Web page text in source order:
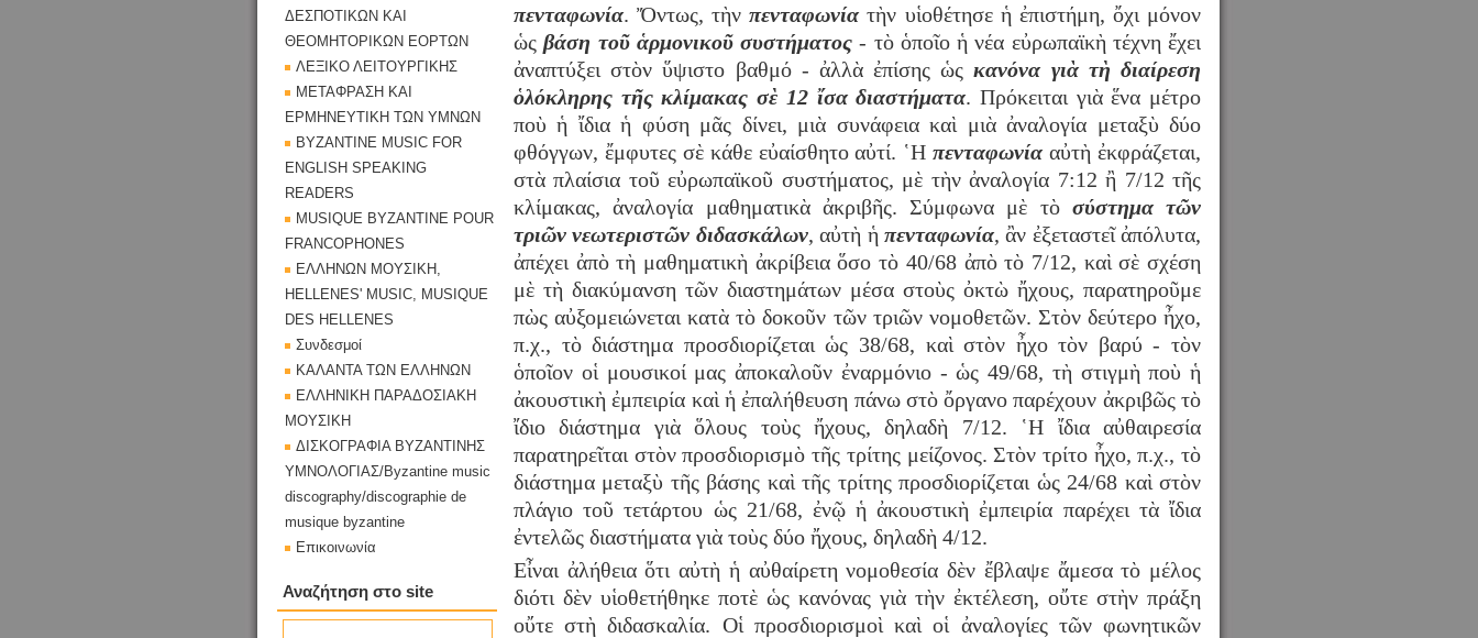
πενταφωνία. Ὄντως, τὴνπενταφωνίατὴν υἱοθέτησε ἡ ἐπιστήμη, ὄχι μόνον
ὡςβάση τοῦ ἁρμονικοῦ συστήματος ‐ τὸ ὁποῖο ἡ νέα εὐρωπαϊκὴ τέχνη ἔχει
ἀναπτύξει στὸν ὕψιστο βαθμό ‐ ἀλλὰ ἐπίσης ὡςκανόνα γιὰ τὴ διαίρεση
ὁλόκληρης τῆς κλίμακας σὲ 12 ἴσα διαστήματα. Πρόκειται γιὰ ἕνα μέτρο
ποὺ ἡ ἴδια ἡ φύση μᾶς δίνει, μιὰ συνάφεια καὶ μιὰ ἀναλογία μεταξὺ δύο
φθόγγων, ἔμφυτες σὲ κάθε εὐαίσθητο αὐτί. ῾Ηπενταφωνίααὐτὴ ἐκφράζεται,
στὰ πλαίσια τοῦ εὐρωπαϊκοῦ συστήματος, μὲ τὴν ἀναλογία 7:12 ἢ 7/12 τῆς
κλίμακας, ἀναλογία μαθηματικὰ ἀκριβῆς. Σύμφωνα μὲ τὸ σύστημα τῶν
τριῶν νεωτεριστῶν διδασκάλων, αὐτὴ ἡ πενταφωνία, ἂν ἐξεταστεῖ ἀπόλυτα,
ἀπέχει ἀπὸ τὴ μαθηματικὴ ἀκρίβεια ὅσο τὸ 40/68 ἀπὸ τὸ 7/12, καὶ σὲ σχέση
μὲ τὴ διακύμανση τῶν διαστημάτων μέσα στοὺς ὀκτὼ ἤχους, παρατηροῦμε
πὼς αὐξομειώνεται κατὰ τὸ δοκοῦν τῶν τριῶν νομοθετῶν. Στὸν δεύτερο ἦχο,
π.χ., τὸ διάστημα προσδιορίζεται ὡς 38/68, καὶ στὸν ἦχο τὸν βαρύ ‐ τὸν
ὁποῖον οἱ μουσικοί μας ἀποκαλοῦν ἐναρμόνιο ‐ ὡς 49/68, τὴ στιγμὴ ποὺ ἡ
ἀκουστικὴ ἐμπειρία καὶ ἡ ἐπαλήθευση πάνω στὸ ὄργανο παρέχουν ἀκριβῶς τὸ
ἴδιο διάστημα γιὰ ὅλους τοὺς ἤχους, δηλαδὴ 7/12. ῾Η ἴδια αὐθαιρεσία
παρατηρεῖται στὸν προσδιορισμὸ τῆς τρίτης μείζονος. Στὸν τρίτο ἦχο, π.χ., τὸ
διάστημα μεταξὺ τῆς βάσης καὶ τῆς τρίτης προσδιορίζεται ὡς 24/68 καὶ στὸν
πλάγιο τοῦ τετάρτου ὡς 21/68, ἐνῷ ἡ ἀκουστικὴ ἐμπειρία παρέχει τὰ ἴδια
ἐντελῶς διαστήματα γιὰ τοὺς δύο ἤχους, δηλαδὴ 4/12.
Εἶναι ἀλήθεια ὅτι αὐτὴ ἡ αὐθαίρετη νομοθεσία δὲν ἔβλαψε ἄμεσα τὸ μέλος
διότι δὲν υἱοθετήθηκε ποτὲ ὡς κανόνας γιὰ τὴν ἐκτέλεση, οὔτε στὴν πράξη
οὔτε στὴ διδασκαλία. Οἱ προσδιορισμοὶ καὶ οἱ ἀναλογίες τῶν φωνητικῶν
ΔΕΣΠΟΤΙΚΩΝ ΚΑΙ
ΘΕΟΜΗΤΟΡΙΚΩΝ ΕΟΡΤΩΝ
ΛΕΞΙΚΟ ΛΕΙΤΟΥΡΓΙΚΗΣ
ΜΕΤΑΦΡΑΣΗ ΚΑΙ
ΕΡΜΗΝΕΥΤΙΚΗ ΤΩΝ ΥΜΝΩΝ
BYZANTINE MUSIC FOR
ENGLISH SPEAKING
READERS
MUSIQUE BYZANTINE POUR
FRANCOPHONES
ΕΛΛΗΝΩΝ ΜΟΥΣΙΚΗ,
HELLENES' MUSIC, MUSIQUE
DES HELLENES
Συνδεσμοί
ΚΑΛΑΝΤΑ ΤΩΝ ΕΛΛΗΝΩΝ
ΕΛΛΗΝΙΚΗ ΠΑΡΑΔΟΣΙΑΚΗ
ΜΟΥΣΙΚΗ
ΔΙΣΚΟΓΡΑΦΙΑ ΒΥΖΑΝΤΙΝΗΣ
ΥΜΝΟΛΟΓΙΑΣ/Byzantine music
discography/discographie de
musique byzantine
Επικοινωνία
Αναζήτηση στο site